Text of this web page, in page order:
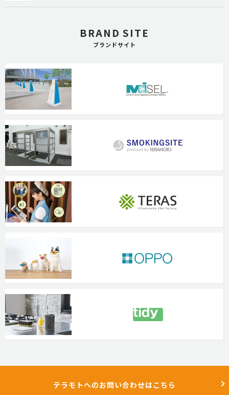
BRAND SITE
ブランドサイト
テラモトへのお問い合わせはこちら